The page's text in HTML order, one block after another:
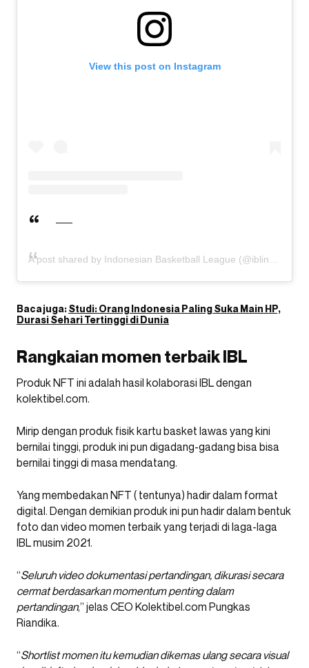
View this post on Instagram
A post shared by Indonesian Basketball League (@iblindonesia)
Baca juga:Studi: Orang Indonesia Paling Suka Main HP,
Durasi Sehari Tertinggi di Dunia
Rangkaian momen terbaik IBL
Produk NFT ini adalah hasil kolaborasi IBL dengan
kolektibel.com.
Mirip dengan produk fisik kartu basket lawas yang kini
bernilai tinggi, produk ini pun digadang-gadang bisa bisa
bernilai tinggi di masa mendatang.
Yang membedakan NFT ( tentunya) hadir dalam format
digital. Dengan demikian produk ini pun hadir dalam bentuk
foto dan video momen terbaik yang terjadi di laga-laga
IBL musim 2021.
“Seluruh video dokumentasi pertandingan, dikurasi secara
cermat berdasarkan momentum penting dalam
pertandingan,” jelas CEO Kolektibel.com Pungkas
Riandika.
“Shortlist momen itu kemudian dikemas ulang secara visual